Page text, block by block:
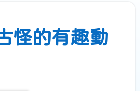
怪的有趣動